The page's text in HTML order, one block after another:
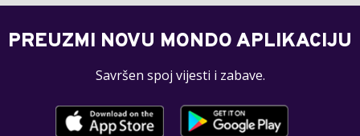
PREUZMI NOVU MONDO APLIKACIJU
Savršen spoj vijesti i zabave.